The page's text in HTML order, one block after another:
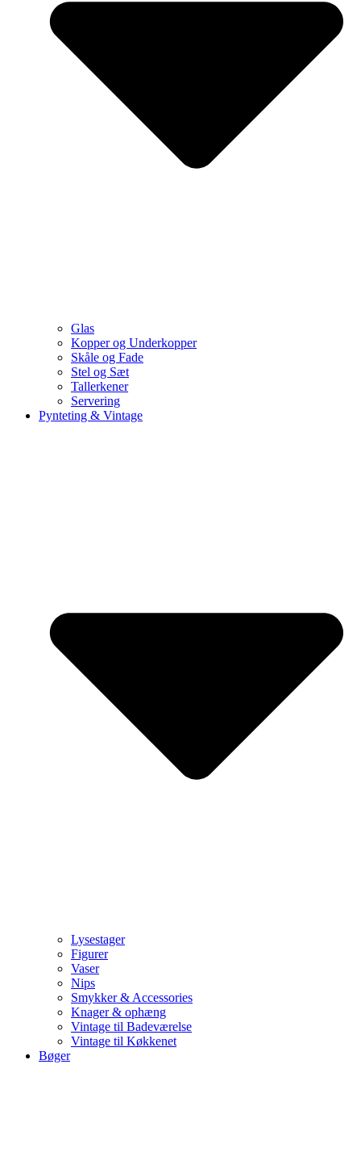
Glas
Kopper og Underkopper
Skåle og Fade
Stel og Sæt
Tallerkener
Servering
Pynteting & Vintage
Lysestager
Figurer
Vaser
Nips
Smykker & Accessories
Knager & ophæng
Vintage til Badeværelse
Vintage til Køkkenet
Bøger